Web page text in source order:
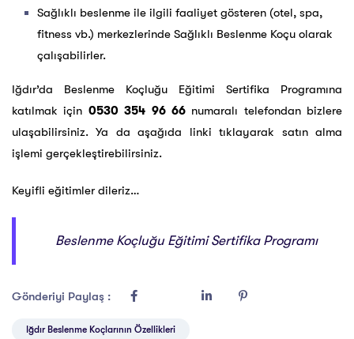
Sağlıklı beslenme ile ilgili faaliyet gösteren (otel, spa,
fitness vb.) merkezlerinde Sağlıklı Beslenme Koçu olarak
çalışabilirler.
Iğdır’da Beslenme Koçluğu Eğitimi Sertifika Programına
katılmak için 0530 354 96 66numaralı telefondan bizlere
ulaşabilirsiniz. Ya da aşağıda linki tıklayarak satın alma
işlemi gerçekleştirebilirsiniz.
Keyifli eğitimler dileriz…
Beslenme Koçluğu Eğitimi Sertifika Programı
Gönderiyi Paylaş :
Iğdır Beslenme Koçlarının Özellikleri